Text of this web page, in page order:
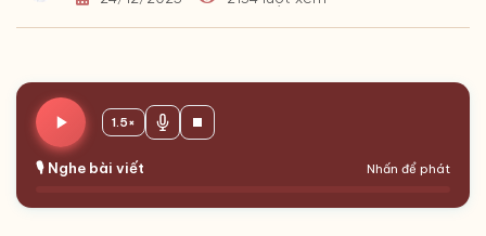
🎙️ Nghe bài viết Nhấn để phát
1.5×